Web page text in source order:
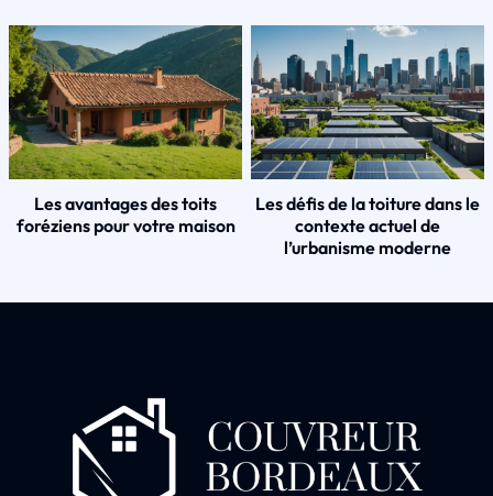
Les avantages des toits
foréziens pour votre maison
Les défis de la toiture dans le
contexte actuel de
l’urbanisme moderne